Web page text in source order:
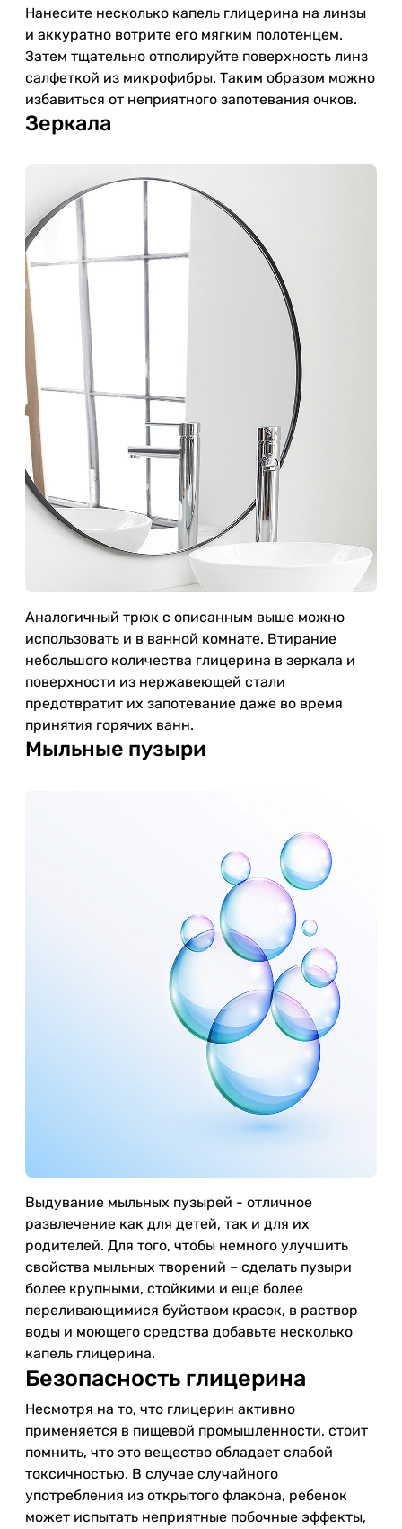
Нанесите несколько капель глицерина на линзы
и аккуратно вотрите его мягким полотенцем.
Затем тщательно отполируйте поверхность линз
салфеткой из микрофибры. Таким образом можно
избавиться от неприятного запотевания очков.
Зеркала
Аналогичный трюк с описанным выше можно
использовать и в ванной комнате. Втирание
небольшого количества глицерина в зеркала и
поверхности из нержавеющей стали
предотвратит их запотевание даже во время
принятия горячих ванн.
Мыльные пузыри
Выдувание мыльных пузырей - отличное
развлечение как для детей, так и для их
родителей. Для того, чтобы немного улучшить
свойства мыльных творений – сделать пузыри
более крупными, стойкими и еще более
переливающимися буйством красок, в раствор
воды и моющего средства добавьте несколько
капель глицерина.
Безопасность глицерина
Несмотря на то, что глицерин активно
применяется в пищевой промышленности, стоит
помнить, что это вещество обладает слабой
токсичностью. В случае случайного
употребления из открытого флакона, ребенок
может испытать неприятные побочные эффекты,